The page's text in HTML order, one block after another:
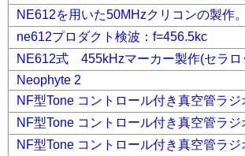
NE612を用いた50MHzクリコンの製作
ne612プロダクト検波：f=456.5kc
NE612式 455kHzマーカー製作(セラロ
Neophyte 2
NF型Tone コントロール付き真空管ラ
NF型Tone コントロール付き真空管
NF型Tone コントロール付き真空管ラ